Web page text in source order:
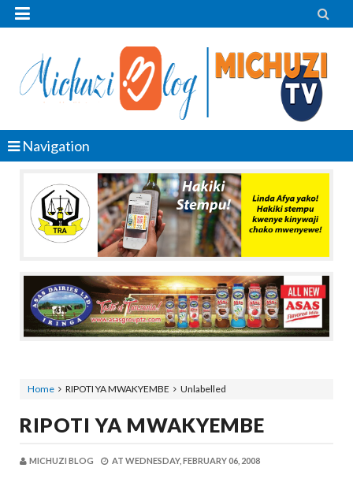
 
Navigation
Home Unlabelled
RIPOTI YA MWAKYEMBE
RIPOTI YA MWAKYEMBE
MICHUZI BLOG AT WEDNESDAY, FEBRUARY 06, 2008